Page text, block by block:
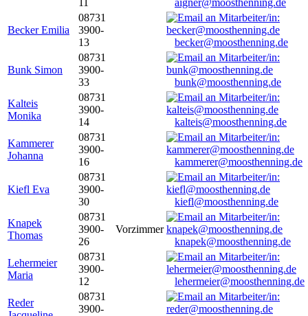
aigner@moosthenning.de
Becker Emilia
08731
3900-
13
becker@moosthenning.de
Bunk Simon
08731
3900-
33
bunk@moosthenning.de
Kalteis
Monika
08731
3900-
14
kalteis@moosthenning.de
Kammerer
Johanna
08731
3900-
16
kammerer@moosthenning.de
Kiefl Eva
08731
3900-
30
kiefl@moosthenning.de
Knapek
Thomas
08731
3900-
26
Vorzimmer
knapek@moosthenning.de
Lehermeier
Maria
08731
3900-
12
lehermeier@moosthenning.de
Reder
08731
3900-